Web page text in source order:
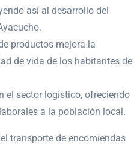
así al desarrollo del
productos mejora la
de vida de los habitantes de
el sector logístico, ofreciendo
a la población local.
transporte de encomiendas